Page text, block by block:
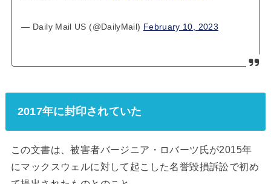
— Daily Mail US (@DailyMail) February 10, 2023
2017年に封印されていた
この文書は、被害者バージニア・ロバーツ氏が2015年
にマックスウェルに対して起こした名誉毀損訴訟で初め